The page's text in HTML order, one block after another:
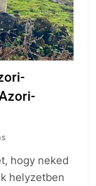
hogy neked
helyzetben